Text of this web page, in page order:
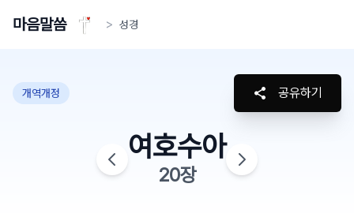
마음말씀 > 성경
개역개정 공유하기
여호수아
20장